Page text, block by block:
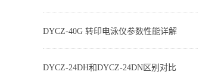
DYCZ-40G 转印电泳仪参数性能详解
DYCZ-24DH和DYCZ-24DN区别对比